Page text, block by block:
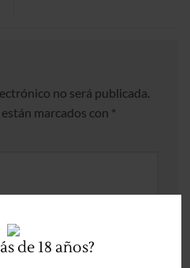
de 18 años?
no será publicada.
marcados con *